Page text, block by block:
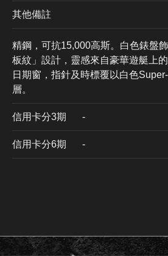
其他備註
精鋼，可抗15,000高斯。白色錶盤
板紋」設計，靈感來自豪華遊艇上
日期窗，指針及時標覆以白色
層。
信用卡分3期 ​-
信用卡分6期 -